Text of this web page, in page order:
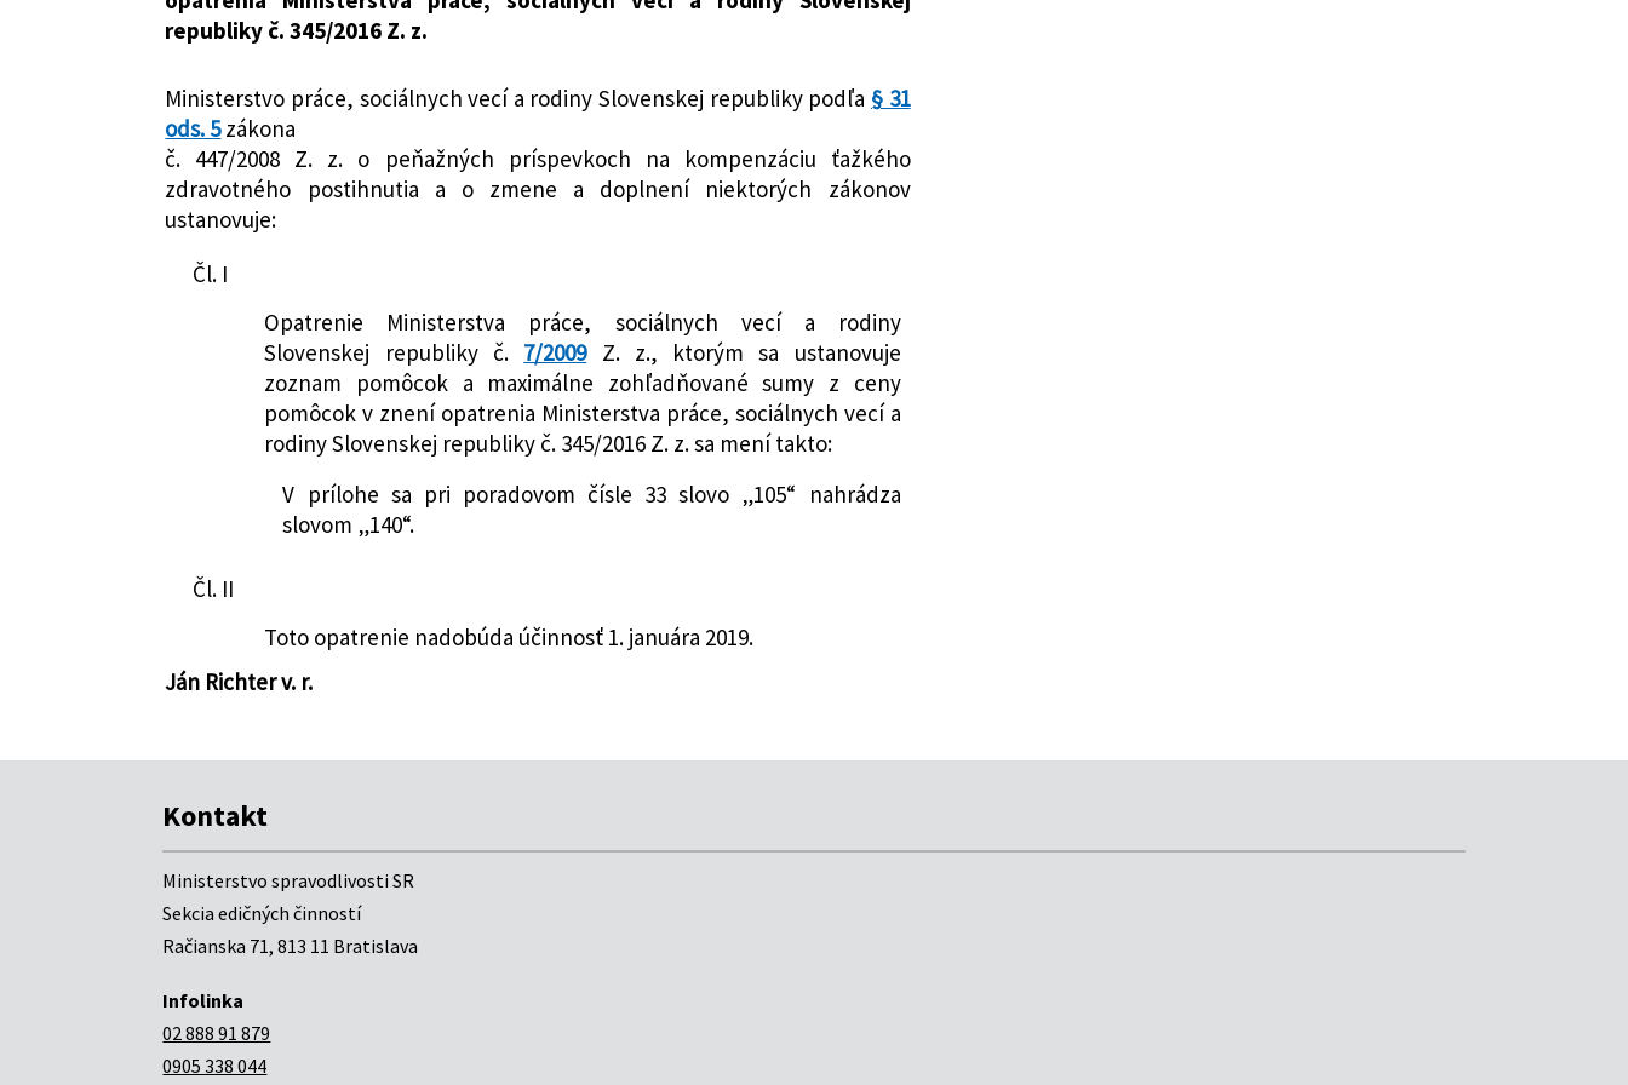
Autor:
Ministerstvo práce, sociálnych vecí a rodiny Slovenskej republiky
Právna oblasť:
Sociálna pomoc
republiky č. 345/2016 Z. z.
Ministerstvo práce, sociálnych vecí a rodiny Slovenskej republiky podľa § 31
ods. 5zákona
č. 447/2008 Z. z. o peňažných príspevkoch na kompenzáciu ťažkého
zdravotného postihnutia a o zmene a doplnení niektorých zákonov
ustanovuje:
Čl. I
Opatrenie Ministerstva práce, sociálnych vecí a rodiny
Slovenskej republiky č. 7/2009Z. z., ktorým sa ustanovuje
zoznam pomôcok a maximálne zohľadňované sumy z ceny
pomôcok v znení opatrenia Ministerstva práce, sociálnych vecí a
rodiny Slovenskej republiky č. 345/2016 Z. z. sa mení takto:
V prílohe sa pri poradovom čísle 33 slovo „105“ nahrádza
slovom „140“.
Čl. II
Toto opatrenie nadobúda účinnosť 1. januára 2019.
Ján Richter v. r.
Kontakt
Ministerstvo spravodlivosti SR
Sekcia edičných činností
Račianska 71, 813 11 Bratislava
Infolinka
02 888 91 879
0905 338 044